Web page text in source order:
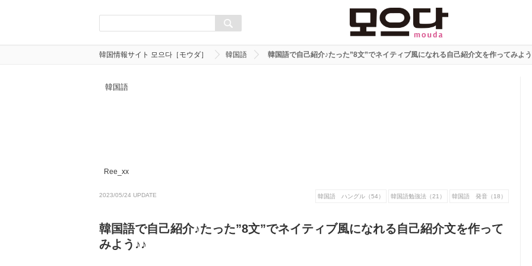
韓国情報サイト 모으다［モウダ］ 韓国語 韓国語で自己紹介♪たった”8文”でネイティブ風になれる自己紹介文を作ってみよう
韓国語
Ree_xx
2023/05/24 UPDATE 韓国語 ハングル（54） 韓国語勉強法（21） 韓国語 発音（18）
韓国語で自己紹介♪たった”8文”でネイティブ風になれる自己紹介文を作って
みよう♪♪